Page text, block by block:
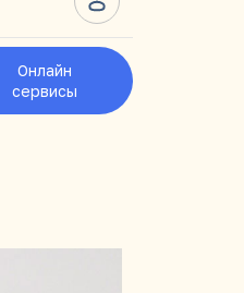
Онлайн
сервисы